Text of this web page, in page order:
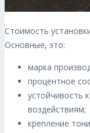
Стоимость
Основные, это:
марка
процентное
устойчивость
воздействиям;
крепление